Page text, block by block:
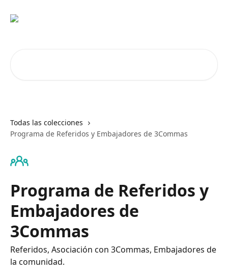
Todas las colecciones
Programa de Referidos y Embajadores de 3Commas
Programa de Referidos y
Embajadores de
3Commas
Referidos, Asociación con 3Commas, Embajadores de
la comunidad.